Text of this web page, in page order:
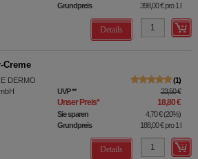
Grundpreis
398,00 €pro 1 l
Details
Creme
DERMO
1
UVP** 23,50 €
Unser Preis* 18,80 €
Sie sparen 4,70 €(20%)
Grundpreis
188,00 €pro 1 l
Details